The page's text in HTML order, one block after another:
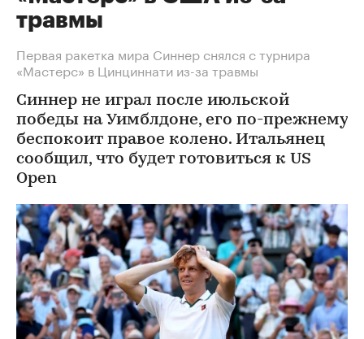
травмы
Первая ракетка мира Синнер снялся с турнира
«Мастерс» в Цинциннати из-за травмы
Синнер не играл после июльской
победы на Уимблдоне, его по-прежнему
беспокоит правое колено. Итальянец
сообщил, что будет готовиться к US
Open